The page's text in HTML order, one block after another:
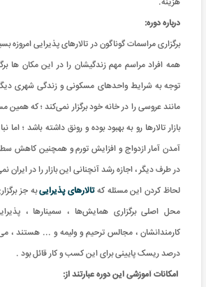
درباره دوره:
برگزاری مراسمات گوناگون در تالارهای پذیرایی امروزه
همه افراد مراسم‌ مهم زندگیشان را در این مکان ها
توجه به شرایط ‌واحد‌های مسکونی و زندگی شهری
مانند عروسی را در خانه خود برگزار نمی‌کند ؛ که
بازار تالارها رو به بهبود بوده و رونق داشته باشد ؛ اما
آمدن آمار ازدواج و افزایش تورم‌ و همچنین کاهش
در طرف دیگر ، اجازه رشد آنچنانی این بازار را در ایران
لحاظ کردن این مسئله کهتالارهای پذیراییبه جز
محل اصلی برگزاری همایش‌ها ، سمینارها ،
کارمندانشان ، مجالس ترحیم و ولیمه و .‌.‌. هستند ،
درصد ریسک پایینی برای این کسب و‌ کار قائل بود .
امکانات آموزشی این دوره عبارتند از: